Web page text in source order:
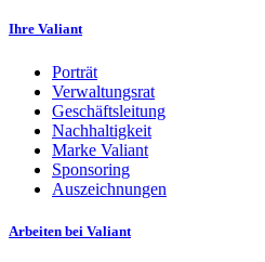
Ihre Valiant
Porträt
Verwaltungsrat
Geschäftsleitung
Nachhaltigkeit
Marke Valiant
Sponsoring
Auszeichnungen
Arbeiten bei Valiant